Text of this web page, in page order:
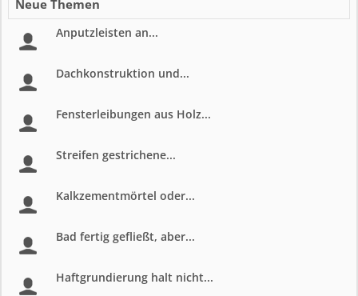
Neue Themen
Anputzleisten an...
Dachkonstruktion und...
Fensterleibungen aus Holz...
Streifen gestrichene...
Kalkzementmörtel oder...
Bad fertig gefließt, aber...
Haftgrundierung halt nicht...